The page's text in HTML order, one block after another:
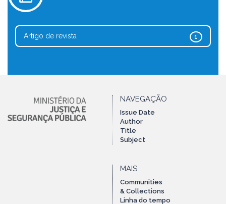
1
Artigo de revista
NAVEGAÇÃO
Issue Date
Author
Title
Subject
MAIS
Communities
& Collections
Linha do tempo